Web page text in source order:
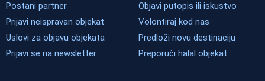
Postani partner
Prijavi neispravan objekat
Uslovi za objavu objekata
Prijavi se na newsletter
Objavi putopis ili iskustvo
Volontiraj kod nas
Predloži novu destinaciju
Preporuči halal objekat